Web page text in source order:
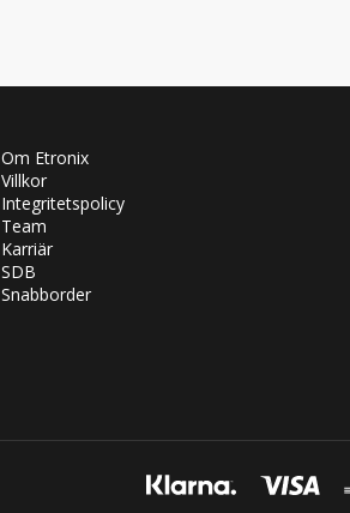
Om Etronix
Villkor
Integritetspolicy
Team
Karriär
SDB
Snabborder